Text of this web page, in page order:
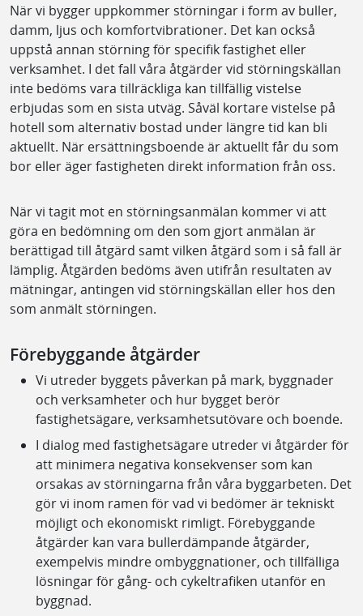
När vi bygger uppkommer störningar i form av buller,
damm, ljus och komfortvibrationer. Det kan också
uppstå annan störning för specifik fastighet eller
verksamhet. I det fall våra åtgärder vid störningskällan
inte bedöms vara tillräckliga kan tillfällig vistelse
erbjudas som en sista utväg. Såväl kortare vistelse på
hotell som alternativ bostad under längre tid kan bli
aktuellt. När ersättningsboende är aktuellt får du som
bor eller äger fastigheten direkt information från oss.
När vi tagit mot en störningsanmälan kommer vi att
göra en bedömning om den som gjort anmälan är
berättigad till åtgärd samt vilken åtgärd som i så fall är
lämplig. Åtgärden bedöms även utifrån resultaten av
mätningar, antingen vid störningskällan eller hos den
som anmält störningen.
Förebyggande åtgärder
Vi utreder byggets påverkan på mark, byggnader
och verksamheter och hur bygget berör
fastighetsägare, verksamhetsutövare och boende.
I dialog med fastighetsägare utreder vi åtgärder för
att minimera negativa konsekvenser som kan
orsakas av störningarna från våra byggarbeten. Det
gör vi inom ramen för vad vi bedömer är tekniskt
möjligt och ekonomiskt rimligt. Förebyggande
åtgärder kan vara bullerdämpande åtgärder,
exempelvis mindre ombyggnationer, och tillfälliga
lösningar för gång- och cykeltrafiken utanför en
byggnad.